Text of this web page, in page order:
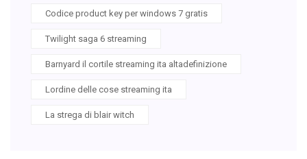
Codice product key per windows 7 gratis
Twilight saga 6 streaming
Barnyard il cortile streaming ita altadefinizione
Lordine delle cose streaming ita
La strega di blair witch